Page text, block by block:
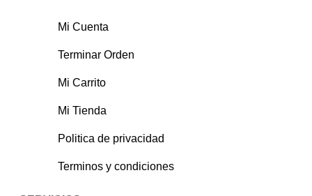
Mi Cuenta
Terminar Orden
Mi Carrito
Mi Tienda
Politica de privacidad
Terminos y condiciones